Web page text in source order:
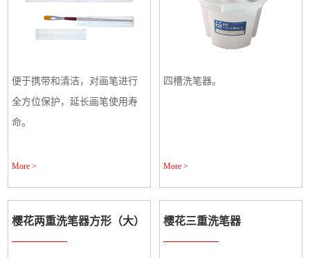
便于携带和清洁，对画笔进行
全方位保护，延长画笔使用寿
命。
More >
四槽洗笔器。
More >
樱花两重洗笔器方形（大） 樱花三重洗笔器